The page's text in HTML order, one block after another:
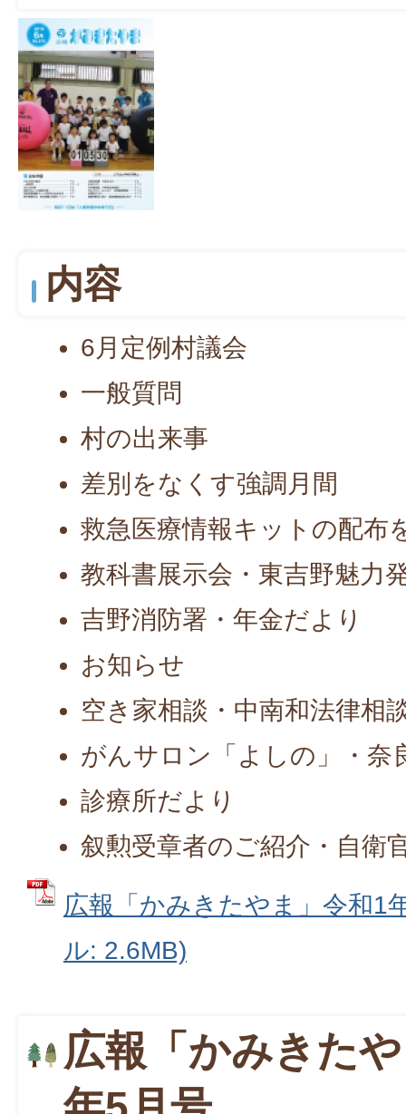
内容
6月定例村議会
一般質問
村の出来事
差別をなくす強調月間
救急医療情報キットの配布
教科書展示会・東吉野魅力
吉野消防署・年金だより
お知らせ
空き家相談・中南和法律相
がんサロン「よしの」・奈
診療所だより
叙勲受章者のご紹介・自衛
広報「かみきたやま」令和1
ル: 2.6MB)
広報「かみきた